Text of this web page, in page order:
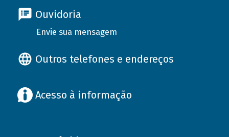
Ouvidoria
Envie sua mensagem
Outros telefones e endereços
Acesso à informação